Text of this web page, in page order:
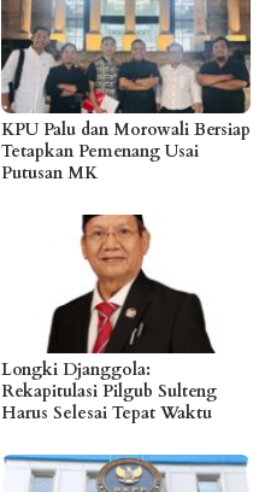
KPU Palu dan Morowali Bersiap
Tetapkan Pemenang Usai
Putusan MK
Longki Djanggola:
Rekapitulasi Pilgub Sulteng
Harus Selesai Tepat Waktu